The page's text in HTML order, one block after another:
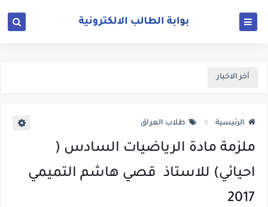
أخر الاخبار
الرئيسية طلاب العراق
ملزمة مادة ‏الرياضيات السادس (
2017